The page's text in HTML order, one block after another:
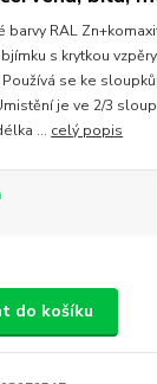
barvy RAL
s krytkou
se ke
je ve 2/3
... celý popis
do košíku